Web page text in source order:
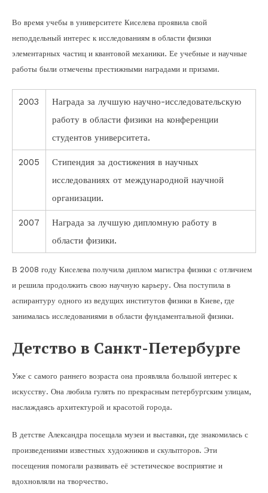
Во время учебы в университете Киселева проявила свой
неподдельный интерес к исследованиям в области физики
элементарных частиц и квантовой механики. Ее учебные и научные
работы были отмечены престижными наградами и призами.
2003
Награда за лучшую научно-исследовательскую
работу в области физики на конференции
студентов университета.
2005
Стипендия за достижения в научных
исследованиях от международной научной
организации.
2007
Награда за лучшую дипломную работу в
области физики.
В 2008 году Киселева получила диплом магистра физики с отличием
и решила продолжить свою научную карьеру. Она поступила в
аспирантуру одного из ведущих институтов физики в Киеве, где
занималась исследованиями в области фундаментальной физики.
Детство в Санкт-Петербурге
Уже с самого раннего возраста она проявляла большой интерес к
искусству. Она любила гулять по прекрасным петербургским улицам,
наслаждаясь архитектурой и красотой города.
В детстве Александра посещала музеи и выставки, где знакомилась с
произведениями известных художников и скульпторов. Эти
посещения помогали развивать её эстетическое восприятие и
вдохновляли на творчество.